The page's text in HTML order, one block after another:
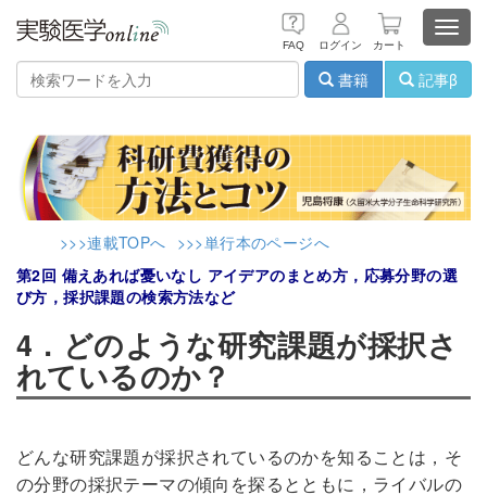
FAQ ログイン カート
書籍
記事β
>>>連載TOPへ >>>単行本のページへ
第2回 備えあれば憂いなし アイデアのまとめ方，応募分野の選
び方，採択課題の検索方法など
4．どのような研究課題が採択さ
れているのか？
どんな研究課題が採択されているのかを知ることは，そ
の分野の採択テーマの傾向を探るとともに，ライバルの